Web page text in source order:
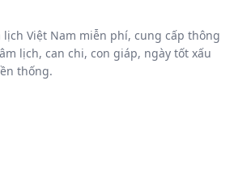
Việt Nam miễn phí, cung cấp thông
lịch, can chi, con giáp, ngày tốt xấu
thống.